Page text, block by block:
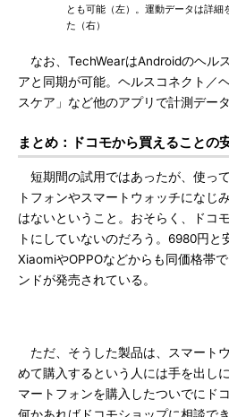
とも可能（左）。運動データは詳細
た（右）
なお、TechWearはAndroidのヘル
アと同期が可能。ヘルスコネクト／
スケア」など他のアプリで計測デー
まとめ：ドコモから買えることの
短期間の試用ではあったが、使っ
トフォンやスマートウォッチになじ
はないということ。おそらく、ドコ
トにしていないのだろう。6980円と
XiaomiやOPPOなどからも同価格帯
ンドが発売されている。
ただ、そうした製品は、スマート
めて購入するという人には手を出し
マートフォンを購入したついでにド